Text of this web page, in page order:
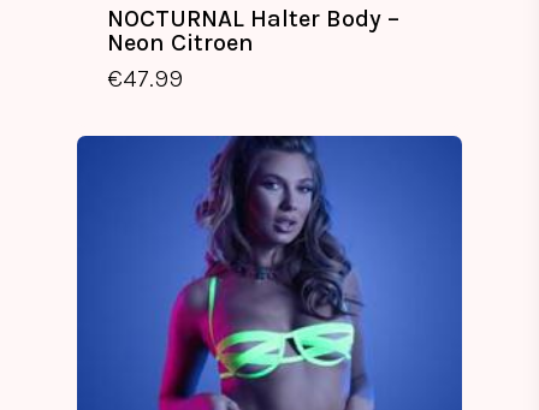
NOCTURNAL Halter Body –
Neon Citroen
€47.99